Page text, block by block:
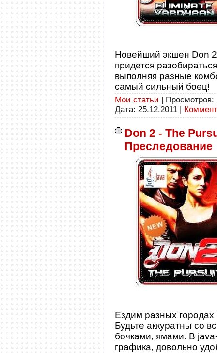
Новейший экшен Don
придется
выполняя разные
самый сильный боец!
Мои статьи |
Дата: 25.12.2011
Don 2 - The
Преследование
Ездим разных
Будьте аккуратны со
бочками, ямами. В
графика, довольно